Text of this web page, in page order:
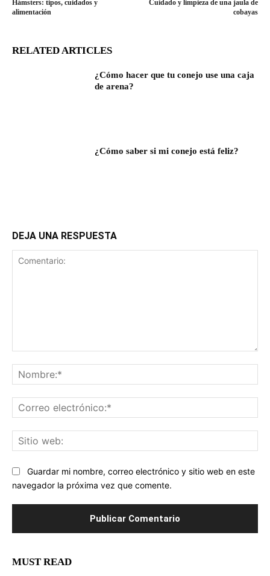
Hámsters: tipos, cuidados y
alimentación
Cuidado y limpieza de una jaula de
cobayas
RELATED ARTICLES
¿Cómo hacer que tu conejo use una caja
de arena?
¿Cómo saber si mi conejo está feliz?
DEJA UNA RESPUESTA
Guardar mi nombre, correo electrónico y sitio web en este
navegador la próxima vez que comente.
MUST READ